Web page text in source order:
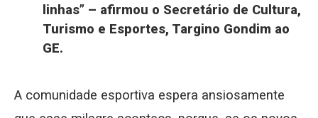
linhas” – afirmou o Secretário de Cultura,
Turismo e Esportes, Targino Gondim ao
GE.
A comunidade esportiva espera ansiosamente